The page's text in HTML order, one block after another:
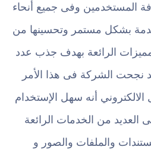
المستخدمين وفى جميع أنحاء
بشكل مستمر وتحسينها من
الرائعة بهدف جذب عدد
نجحت الشركة فى هذا الأمر
الالكتروني أنه سهل الإستخدام
العديد من الخدمات الرائعة
والملفات والصور و